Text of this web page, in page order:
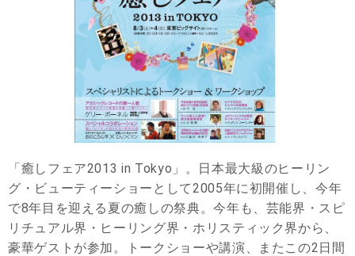
「癒しフェア2013 in Tokyo」。日本最大級のヒーリン
グ・ビューティーショーとして2005年に初開催し、今年
で8年目を迎える夏の癒しの祭典。今年も、芸能界・スピ
リチュアル界・ヒーリング界・ホリスティック界から、
豪華ゲストが参加。トークショーや講演、またこの2日間